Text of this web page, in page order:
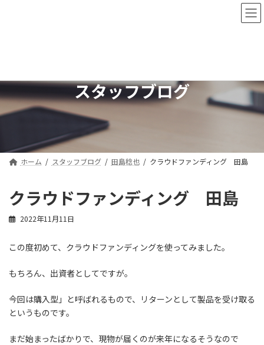
ッ
プ
移
動
スタッフブログ
ホーム スタッフブログ 田島稔也 クラウドファンディング 田島
クラウドファンディング 田島
2022年11月11日
この度初めて、クラウドファンディングを使ってみました。
もちろん、出資者としてですが。
今回は購入型」と呼ばれるもので、リターンとして製品を受け取る
というものです。
まだ始まったばかりで、現物が届くのが来年になるそうなので